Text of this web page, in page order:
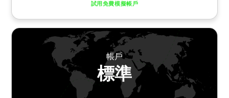
試用免費模擬帳戶
帳戶
標準